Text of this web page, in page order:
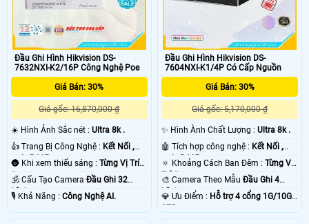
Đầu Ghi Hình Hikvision DS-
7632NXI-K2/16P Công Nghệ Poe
Giá Bán: 30%
Giá gốc: 16,870,000 ₫
☀️ Hình Ảnh Sắc nét : Ultra 8k .
👍 Trang Bị Công Nghệ : Kết Nối ,
web, RJ45.
🌚 Khi xem thiếu sáng : Từng Vị Trí
Camera .
🕉️ Cấu Tạo Camera Đầu Ghi 32
kênh.
️🎙 Khả Năng : Công Nghệ AI.
Đầu Ghi Hình Hikvision DS-
7604NXI-K1/4P Có Cấp Nguồn
Giá Bán: 30%
Giá gốc: 5,170,000 ₫
✨ Hình Ành Chất Lượng :Ultra 8k .
🤖️ Tích hợp công nghệ : Kết Nối ,
web, RJ45.
🔅 Khoảng Cách Ban Đêm :Từng Vị
Trí Camera .
🎨 Camera Theo MẫuĐầu Ghi 4
kênh.
️💎 Ưu Điểm : Hỗ trợ 4 cổng 1G/10G